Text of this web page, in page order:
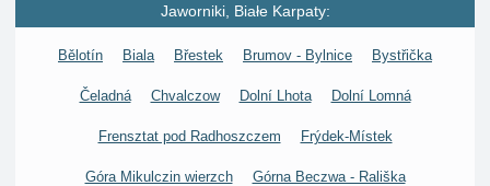
Jaworniki, Białe Karpaty:
Bělotín Biala Břestek Brumov - Bylnice Bystřička
Čeladná Chvalczow Dolní Lhota Dolní Lomná
Frensztat pod Radhoszczem Frýdek-Místek
Góra Mikulczin wierzch Górna Beczwa - Rališka